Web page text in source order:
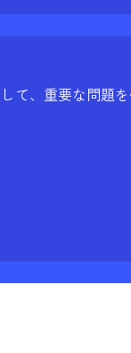
て、重要な問題